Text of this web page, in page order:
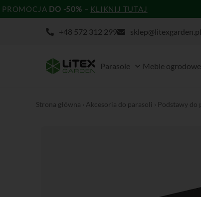
Przejdź
do
PROMOCJA DO -50% – KLIKNIJ TUTAJ
+48 572 312 299 sklep@litexgarden.pl
Parasole Open Parasole
Meble ogrodowe
Strona główna Akcesoria do parasoli Podstawy do